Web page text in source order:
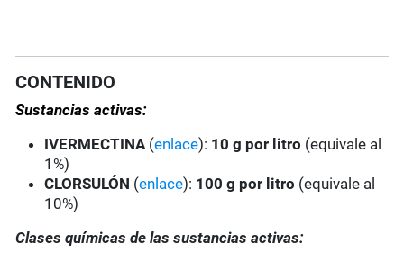
CONTENIDO
Sustancias activas:
IVERMECTINA(enlace): 10 g por litro (equivale al
1%)
CLORSULÓN (enlace): 100 g por litro (equivale al
10%)
Clases químicas de las sustancias activas: